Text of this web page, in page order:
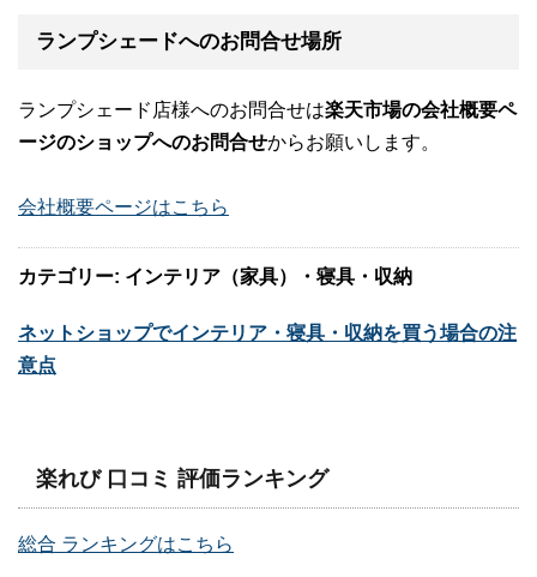
ランプシェードへのお問合せ場所
ランプシェード店様へのお問合せは楽天市場の会社概要ペ
ージのショップへのお問合せからお願いします。
会社概要ページはこちら
カテゴリー: インテリア（家具）・寝具・収納
ネットショップでインテリア・寝具・収納を買う場合の注
意点
楽れび 口コミ 評価ランキング
総合 ランキングはこちら